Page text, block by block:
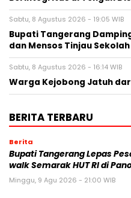
Sabtu, 8 Agustus 2026 - 19:05 WIB
Bupati Tangerang
dan Mensos Tinjau
Sabtu, 8 Agustus 2026 - 16:14 WIB
Warga Kejobong Jatuh
BERITA TERBARU
Berita
Bupati Tangerang Lepas
walk Semarak HUT RI di
Minggu, 9 Agu 2026 - 21:00 WIB